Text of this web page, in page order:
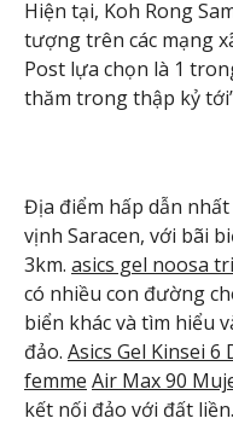
Hiện tại, Koh Rong
tượng trên các mạng
Post lựa chọn là 1
thăm trong thập kỷ
Địa điểm hấp dẫn
vịnh Saracen, với bãi
3km. asics gel noosa
có nhiều con đường
biển khác và tìm hiểu
đảo. Asics Gel Kinsei 6
femme Air Max 90
kết nối đảo với đất liền.